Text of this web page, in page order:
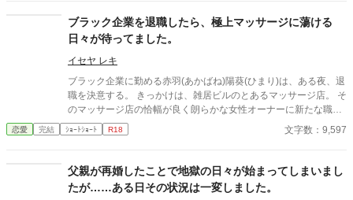
ブラック企業を退職したら、極上マッサージに蕩ける
日々が待ってました。
イセヤ レキ
ブラック企業に勤める赤羽(あかばね)陽葵(ひまり)は、ある夜、退
職を決意する。 きっかけは、雑居ビルのとあるマッサージ店。 そ
のマッサージ店の恰幅が良く朗らかな女性オーナーに新たな職場
を紹介されるが、そこには無口で無表情な男の店長がいて……？
※ストーリー構成上、導入部だけシリアスです。 ※他サイトにも
恋愛 完結 ｼｮｰﾄｼｮｰﾄ R18 文字数：9,597
父親が再婚したことで地獄の日々が始まってしまいまし
たが……ある日その状況は一変しました。